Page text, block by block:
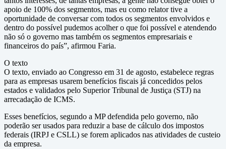
apoio de 100% dos segmentos, mas eu como relator tive a
oportunidade de conversar com todos os segmentos envolvidos e
dentro do possível pudemos acolher o que foi possível e atendendo
não só o governo mas também os segmentos empresariais e
financeiros do país”, afirmou Faria.
O texto
O texto, enviado ao Congresso em 31 de agosto, estabelece regras
para as empresas usarem benefícios fiscais já concedidos pelos
estados e validados pelo Superior Tribunal de Justiça (STJ) na
arrecadação de ICMS.
Esses benefícios, segundo a MP defendida pelo governo, não
poderão ser usados para reduzir a base de cálculo dos impostos
federais (IRPJ e CSLL) se forem aplicados nas atividades de custeio
da empresa.